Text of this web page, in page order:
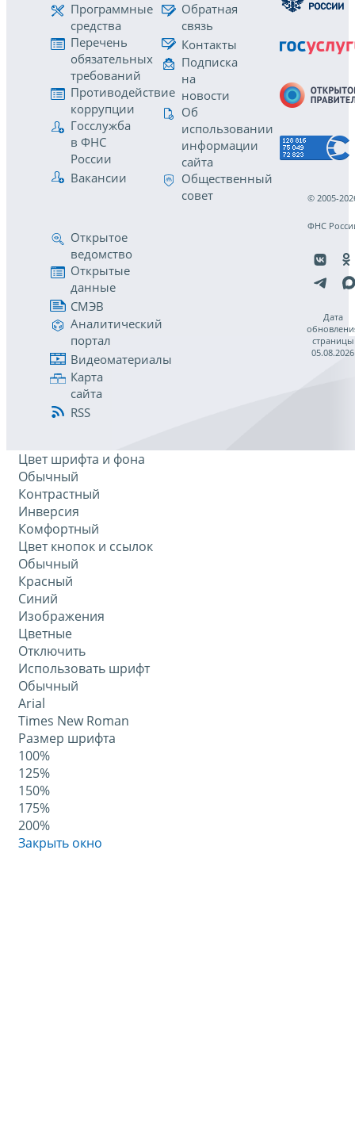
Программные
средства
Перечень
обязательных
требований
Противодействие
коррупции
Госслужба
в ФНС
России
Вакансии
Обратная
связь
Контакты
Подписка
на
новости
Об
использовании
информации
сайта
Общественный
совет
Открытое
ведомство
Открытые
данные
СМЭВ
Аналитический
портал
Видеоматериалы
Карта
сайта
RSS
© 2005-
ФНС
Дата
страницы
05.08.2026
Цвет шрифта и фона
Обычный
Контрастный
Инверсия
Комфортный
Цвет кнопок и ссылок
Обычный
Красный
Синий
Изображения
Цветные
Отключить
Использовать шрифт
Обычный
Arial
Times New Roman
Размер шрифта
100%
125%
150%
175%
200%
Закрыть окно